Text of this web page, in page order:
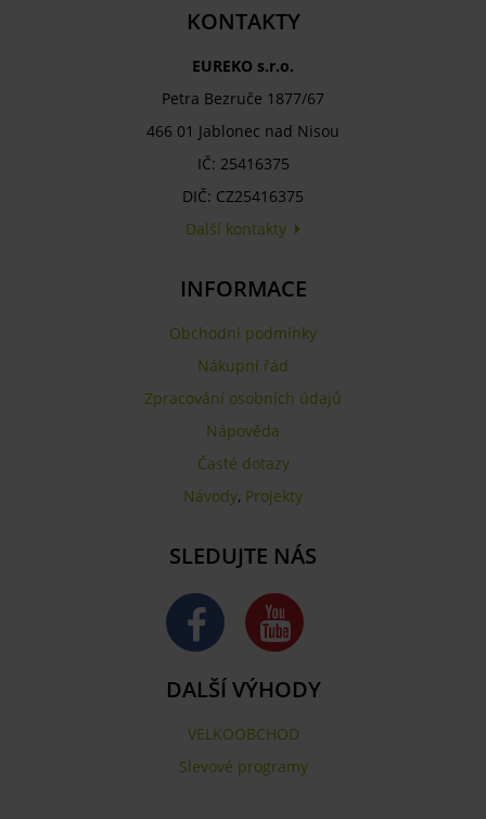
KONTAKTY
EUREKO s.r.o.
Petra Bezruče 1877/67
466 01 Jablonec nad Nisou
IČ: 25416375
DIČ: CZ25416375
Další kontakty
INFORMACE
Obchodní podmínky
Nákupní řád
Zpracování osobních údajů
Nápověda
Časté dotazy
Návody, Projekty
SLEDUJTE NÁS
DALŠÍ VÝHODY
VELKOOBCHOD
Slevové programy